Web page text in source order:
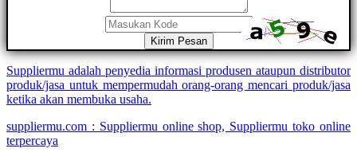
Kirim Pesan
Suppliermu adalah penyedia informasi produsen ataupun distributor
produk/jasa untuk mempermudah orang-orang mencari produk/jasa
ketika akan membuka usaha.
suppliermu.com : Suppliermu online shop, Suppliermu toko online
terpercaya